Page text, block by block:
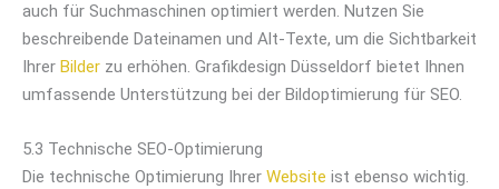
auch für Suchmaschinen optimiert werden. Nutzen Sie
beschreibende Dateinamen und Alt-Texte, um die Sichtbarkeit
Ihrer Bilder zu erhöhen. Grafikdesign Düsseldorf bietet Ihnen
umfassende Unterstützung bei der Bildoptimierung für SEO.
5.3 Technische SEO-Optimierung
Die technische Optimierung Ihrer Website ist ebenso wichtig.